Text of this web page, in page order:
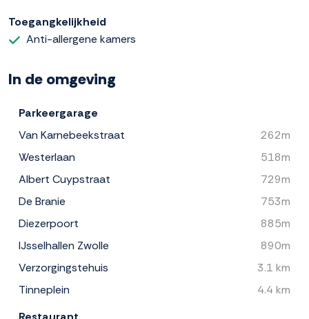
Toegangkelijkheid
Anti-allergene kamers
In de omgeving
Parkeergarage
Van Karnebeekstraat
262m
Westerlaan
518m
Albert Cuypstraat
729m
De Branie
753m
Diezerpoort
885m
IJsselhallen Zwolle
890m
Verzorgingstehuis
3.1 km
Tinneplein
4.4 km